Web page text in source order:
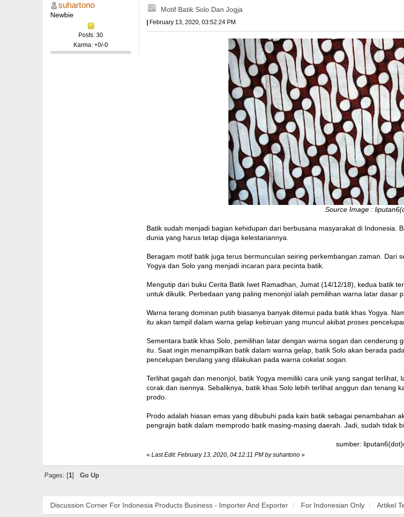
suhartono
Newbie
Posts: 30
Karma: +0/-0
Motif Batik Solo Dan Jogja
February 13, 2020, 03:52:24 PM
Source Image :
Batik sudah menjadi bagian kehidupan dari berbusana masyarakat di Indonesia.
dunia yang harus tetap dijaga kelestariannya.
Beragam motif batik juga terus bermunculan seiring perkembangan zaman. Dari
Yogya dan Solo yang menjadi incaran para pecinta batik.
Mengutip dari buku Cerita Batik Iwet Ramadhan, Jumat (14/12/18), kedua batik
untuk dikulik. Perbedaan yang paling menonjol ialah pemilihan warna latar dasar
Warna terang dominan putih biasanya banyak ditemui pada batik khas Yogya.
itu akan tampil dalam warna gelap kebiruan yang muncul akibat proses
Sementara batik khas Solo, pemilihan latar dengan warna sogan dan cenderung
itu. Saat ingin menampilkan batik dalam warna gelap, batik Solo akan berada
pencelupan berulang yang dilakukan pada warna cokelat sogan.
Terlihat gagah dan menonjol, batik Yogya memiliki cara unik yang sangat
corak dan isennya. Sebaliknya, batik khas Solo lebih terlihat anggun dan tenang
prodo.
Prodo adalah hiasan emas yang dibubuhi pada kain batik sebagai penambahan
pengrajin batik dalam memprodo batik masing-masing daerah. Jadi, sudah tidak
sumber:
« Last Edit: February 13, 2020, 04:12:11 PM by suhartono »
Pages: [1] Go Up
Discussion Corner For Indonesia Products Business - Importer And Exporter For Indonesian Only Artikel